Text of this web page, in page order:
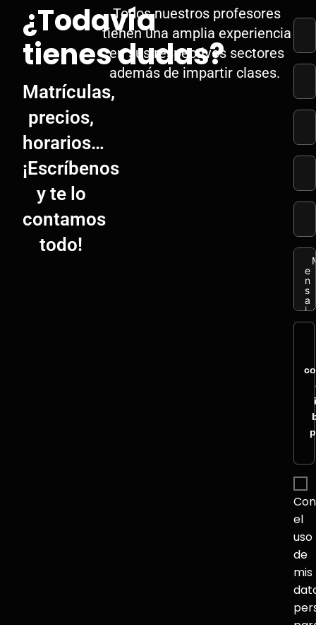
¿Todavía
tienes dudas?
Matrículas,
precios,
horarios…
¡Escríbenos
y te lo
contamos
todo!
Todos nuestros profesores
tienen una amplia experiencia
en sus respectivos sectores
además de impartir clases.
el
uso
de
mis